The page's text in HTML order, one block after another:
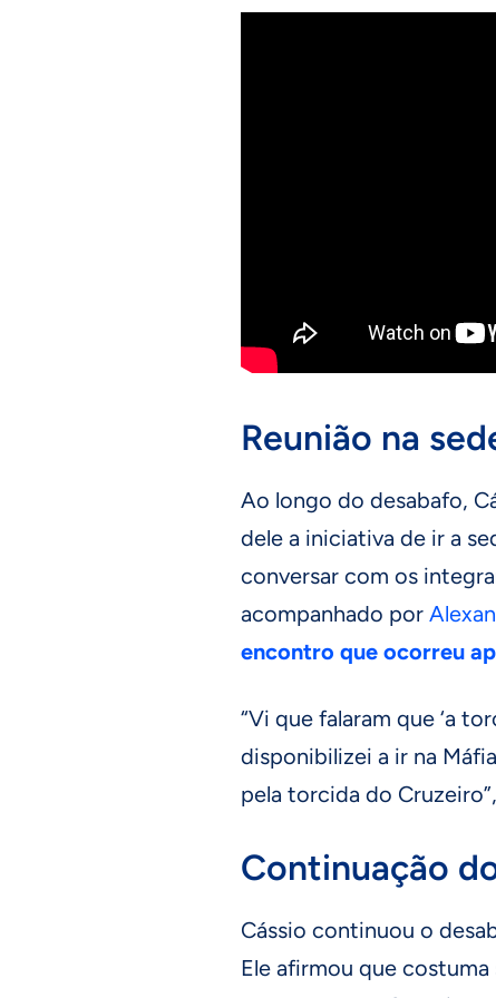
Reunião na
Ao longo do desabafo,
dele a iniciativa de ir a
conversar com os
acompanhado por
encontro que ocorreu
“Vi que falaram que ‘a
disponibilizei a ir na
pela torcida do
Continuação
Cássio continuou o
Ele afirmou que costuma